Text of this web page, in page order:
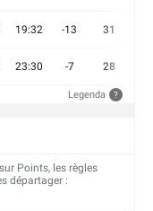
19:32 -13 31
23:30 -7 28
Legenda ?
Points, les règles
départager :